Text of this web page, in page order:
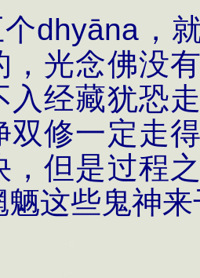
dhyāna ，
，光念佛没
入经藏犹恐
双修一定走
，但是过程
魉这些鬼神